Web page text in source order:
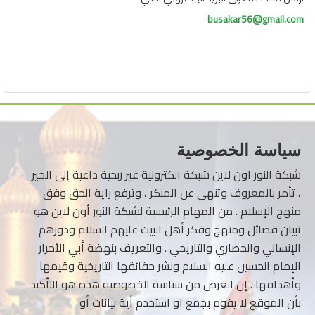
busakar56@gmail.com
سياسة الخصوصية
شبكة النور اون لاين شبكة الكترونية غير ربحية داعية إلى الخير
، تأمر بالمعروف وتنهى عن المنكر ، وترفع راية الحق وفق
منهج الإسلام . من المهام الرئيسية لشبكة النور أون لاين هو
تبيان فضائل ومنهج وفكر أهل البيت عليهم السلام ودورهم
الإنساني والحضاري والتاريخي . والتعريف بنهضة أبي الأحرار
الإمام الحسين عليه السلام ونشر حقائقها التاريخية وقيمها
وأهدافها . إن الغرض من سياسة الخصوصية هذه هو التأكيد
بأن الموقع لا يقوم بجمع او استخدم أية بيانات أو